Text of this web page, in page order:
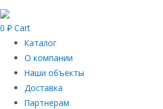
0 ₽ Cart
Каталог
О компании
Наши объекты
Доставка
Партнерам